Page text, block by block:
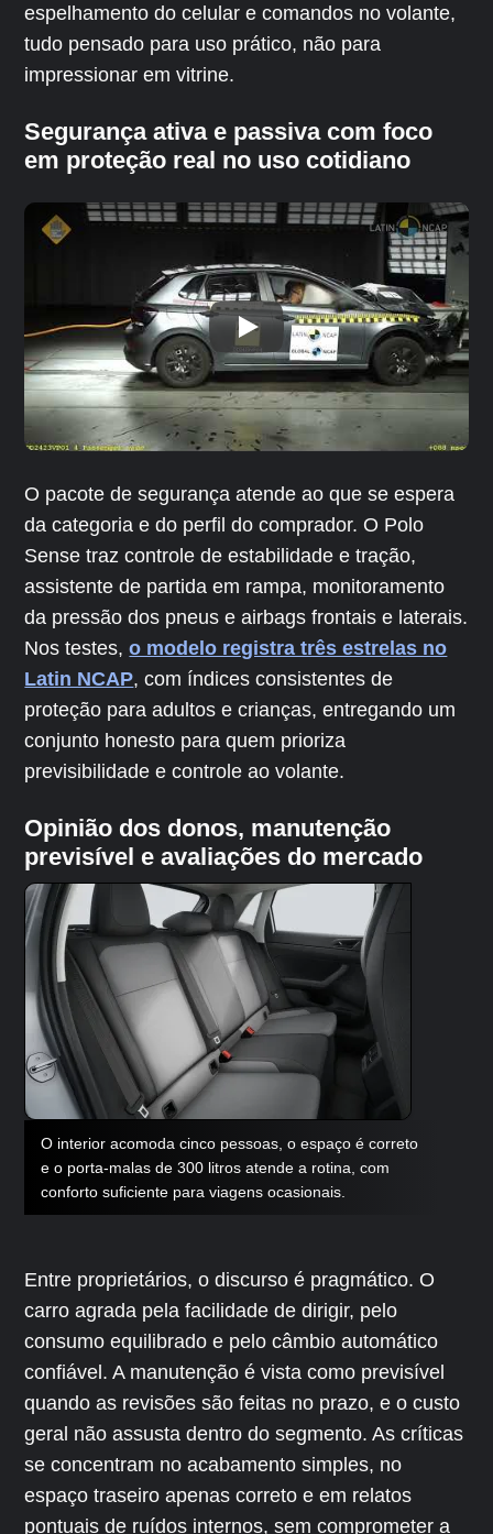
espelhamento do celular e comandos no volante,
tudo pensado para uso prático, não para
impressionar em vitrine.
Segurança ativa e passiva com foco
em proteção real no uso cotidiano
O pacote de segurança atende ao que se espera
da categoria e do perfil do comprador. O Polo
Sense traz controle de estabilidade e tração,
assistente de partida em rampa, monitoramento
da pressão dos pneus e airbags frontais e laterais.
Nos testes,o modelo registra três estrelas no
Latin NCAP, com índices consistentes de
proteção para adultos e crianças, entregando um
conjunto honesto para quem prioriza
previsibilidade e controle ao volante.
Opinião dos donos, manutenção
previsível e avaliações do mercado
O interior acomoda cinco pessoas, o espaço é correto
e o porta-malas de 300 litros atende a rotina, com
conforto suficiente para viagens ocasionais.
Entre proprietários, o discurso é pragmático. O
carro agrada pela facilidade de dirigir, pelo
consumo equilibrado e pelo câmbio automático
confiável. A manutenção é vista como previsível
quando as revisões são feitas no prazo, e o custo
geral não assusta dentro do segmento. As críticas
se concentram no acabamento simples, no
espaço traseiro apenas correto e em relatos
pontuais de ruídos internos, sem comprometer a